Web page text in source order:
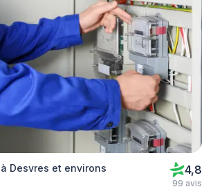
Desvres et environs 4,8
99 avis